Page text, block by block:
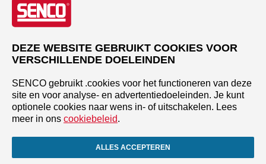
DEZE WEBSITE GEBRUIKT COOKIES VOOR
VERSCHILLENDE DOELEINDEN
SENCO gebruikt .cookies voor het functioneren van deze
site en voor analyse- en advertentiedoeleinden. Je kunt
optionele cookies naar wens in- of uitschakelen. Lees
meer in ons cookiebeleid.
ALLES ACCEPTEREN